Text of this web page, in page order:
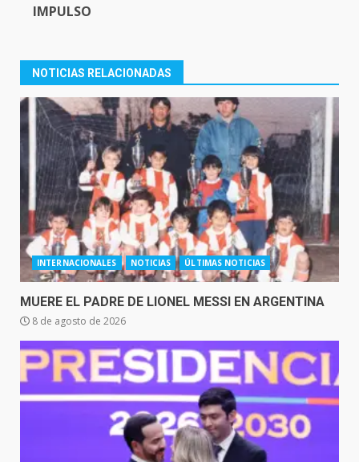
IMPULSO
NOTICIAS RELACIONADAS
INTERNACIONALES NOTICIAS ÚLTIMAS NOTICIAS
MUERE EL PADRE DE LIONEL MESSI EN ARGENTINA
8 de agosto de 2026